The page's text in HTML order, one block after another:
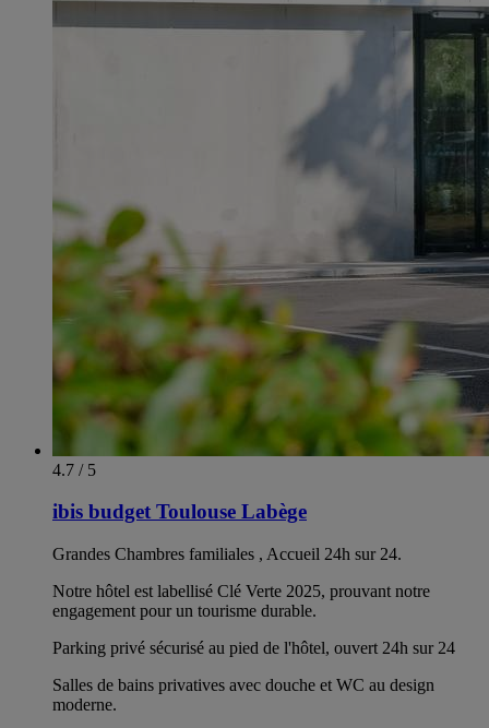
4.7 / 5
ibis budget Toulouse Labège
Grandes Chambres familiales , Accueil 24h sur 24.
Notre hôtel est labellisé Clé Verte 2025, prouvant notre
engagement pour un tourisme durable.
Parking privé sécurisé au pied de l'hôtel, ouvert 24h sur 24
Salles de bains privatives avec douche et WC au design
moderne.